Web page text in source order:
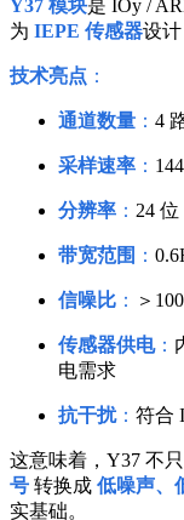
Y37 模块是 IOy /
为 IEPE 传感器设
技术亮点 ：
通道数量 ： 4
采样速率 ：
分辨率 ： 24
带宽范围 ：
信噪比 ： ＞
传感器供电：
电需求
抗干扰： 符合
这意味着，Y37 不
号 转换成 低噪声、
实基础。